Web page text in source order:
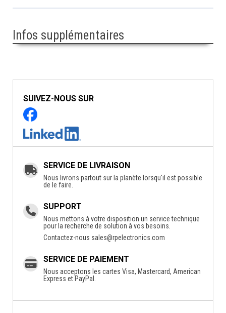
Infos supplémentaires
SUIVEZ-NOUS SUR
SERVICE DE LIVRAISON
Nous livrons partout sur la planète lorsqu'il est possible
de le faire.
SUPPORT
Nous mettons à votre disposition un service technique
pour la recherche de solution à vos besoins.
Contactez-nous sales@rpelectronics.com
SERVICE DE PAIEMENT
Nous acceptons les cartes Visa, Mastercard, American
Express et PayPal.